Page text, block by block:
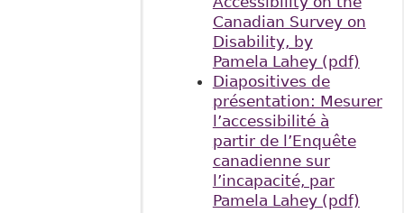
Canadian Survey on
Disability, by
Pamela Lahey (pdf)
Diapositives de
présentation: Mesurer
l’accessibilité à
partir de l’Enquête
canadienne sur
l’incapacité, par
Pamela Lahey (pdf)